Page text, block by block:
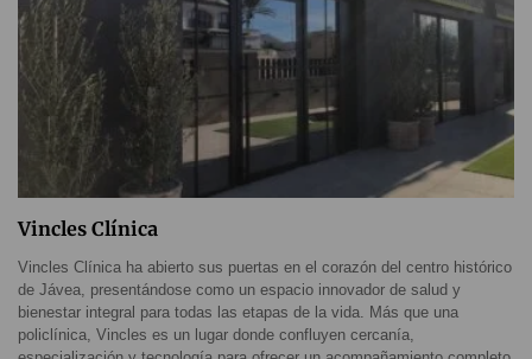
Vincles Clínica
Vincles Clínica ha abierto sus puertas en el corazón del centro histórico
de Jávea, presentándose como un espacio innovador de salud y
bienestar integral para todas las etapas de la vida. Más que una
policlínica, Vincles es un lugar donde confluyen cercanía,